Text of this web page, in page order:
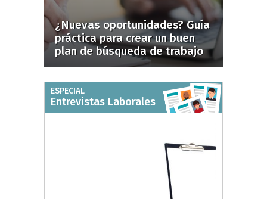
¿Nuevas oportunidades? Guía
práctica para crear un buen
plan de búsqueda de trabajo
ESPECIAL
Entrevistas Laborales